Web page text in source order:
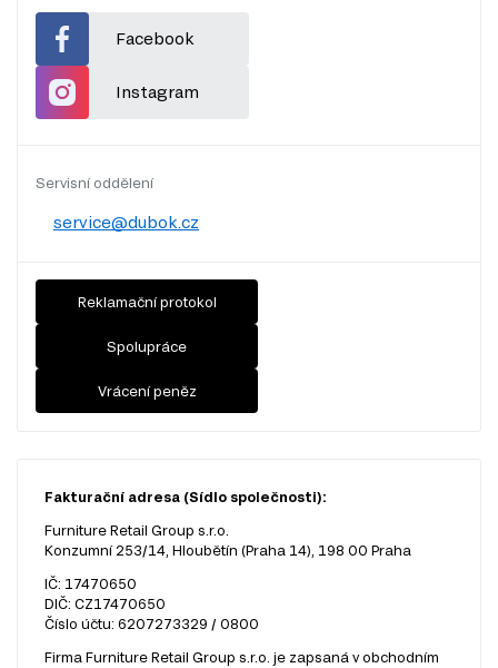
Facebook
Instagram
Servisní oddělení
service@dubok.cz
Reklamační protokol
Spolupráce
Vrácení peněz
Fakturační adresa (Sídlo společnosti):
Furniture Retail Group s.r.o.
Konzumní 253/14, Hloubětín (Praha 14), 198 00 Praha
IČ: 17470650
DIČ: CZ17470650
Číslo účtu: 6207273329 / 0800
Firma Furniture Retail Group s.r.o. je zapsaná v obchodním